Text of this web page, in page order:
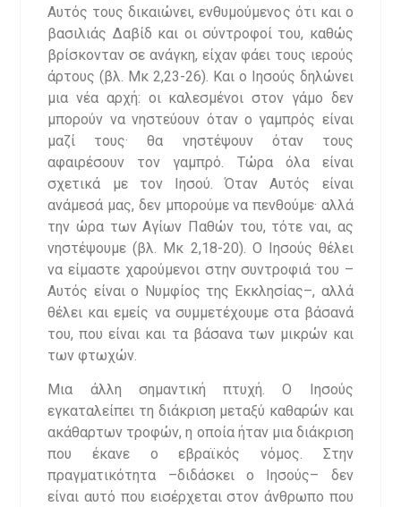
Αυτός τους δικαιώνει, ενθυμούμενος ότι και ο
βασιλιάς Δαβίδ και οι σύντροφοί του, καθώς
βρίσκονταν σε ανάγκη, είχαν φάει τους ιερούς
άρτους (βλ. Μκ 2,23-26). Και ο Ιησούς δηλώνει
μια νέα αρχή: οι καλεσμένοι στον γάμο δεν
μπορούν να νηστεύουν όταν ο γαμπρός είναι
μαζί τους· θα νηστέψουν όταν τους
αφαιρέσουν τον γαμπρό. Τώρα όλα είναι
σχετικά με τον Ιησού. Όταν Αυτός είναι
ανάμεσά μας, δεν μπορούμε να πενθούμε· αλλά
την ώρα των Αγίων Παθών του, τότε ναι, ας
νηστέψουμε (βλ. Mκ 2,18-20). Ο Ιησούς θέλει
να είμαστε χαρούμενοι στην συντροφιά του –
Αυτός είναι ο Νυμφίος της Εκκλησίας–, αλλά
θέλει και εμείς να συμμετέχουμε στα βάσανά
του, που είναι και τα βάσανα των μικρών και
των φτωχών.
Μια άλλη σημαντική πτυχή. Ο Ιησούς
εγκαταλείπει τη διάκριση μεταξύ καθαρών και
ακάθαρτων τροφών, η οποία ήταν μια διάκριση
που έκανε ο εβραϊκός νόμος. Στην
πραγματικότητα –διδάσκει ο Ιησούς– δεν
είναι αυτό που εισέρχεται στον άνθρωπο που